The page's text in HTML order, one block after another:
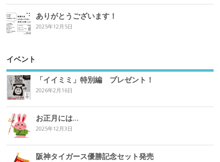
ありがとうございます！
2025年12月5日
イベント
「イイミミ」特別編 プレゼント！
2026年2月16日
お正月には…
2025年12月3日
阪神タイガース優勝記念セット発売